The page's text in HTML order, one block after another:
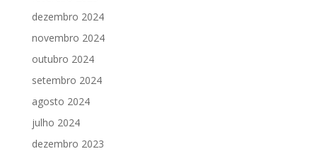
dezembro 2024
novembro 2024
outubro 2024
setembro 2024
agosto 2024
julho 2024
dezembro 2023